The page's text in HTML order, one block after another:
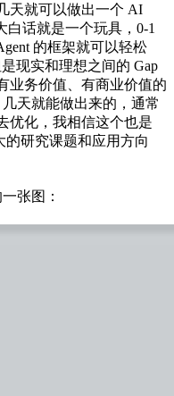
天就可以做出一个 AI
白话就是一个玩具，0-1
的框架就可以轻松
现实和理想之间的 Gap
业务价值、有商业价值的
天就能做出来的，通常
优化，我相信这个也是
的研究课题和应用方向
张图：